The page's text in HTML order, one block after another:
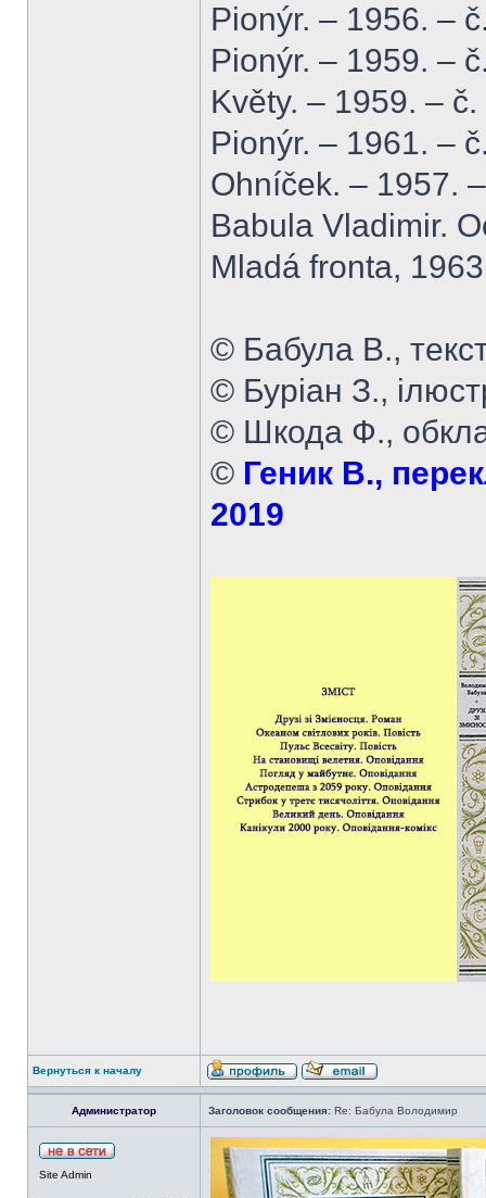
Pionýr. – 1956. –
Pionýr. – 1959. –
Květy. – 1959. – č.
Pionýr. – 1961. –
Ohníček. – 1957.
Babula Vladimir.
Mladá fronta, 1963
© Бабула В.,
© Буріан З.,
© Шкода Ф.,
© Геник В.,
2019
Вернуться к началу
Администратор Заголовок сообщения: Re: Бабула Володимир
Site Admin